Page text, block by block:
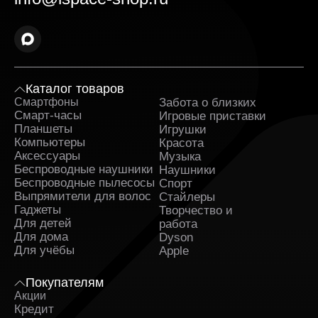
каждому заказу прилагаются гарантийные
быстро передаётся в службу, которая
занимается доставкой. На каждом этапе вы
получаете уведомления и можете отслеживать
путь заказа.
Поддержка клиентов и бонусные предложения.
Служба поддержки работает ежедневно и
помогает решить любые вопросы до и после
покупки. Постоянным клиентам доступны
индивидуальные предложения и накопительные
бонусы.
Регулярные акции и сезонные скидки. Мы часто
проводим распродажи и предоставляем купоны
предложения.
Программа кредитования с простым
Каталог товаров
Смартфоны
Смарт-часы
Планшеты
Компьютеры
Аксессуары
Беспроводные наушники
Беспроводные пылесосы
Выпрямители для волос
Гаджеты
Для детей
Для дома
Для учёбы
Забота о близких
Игровые приставки
Игрушки
Красота
Музыка
Наушники
Спорт
Стайлеры
Творчество и
работа
Dyson
Apple
Покупателям
Акции
Кредит